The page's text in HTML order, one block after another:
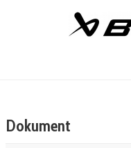
Dokument